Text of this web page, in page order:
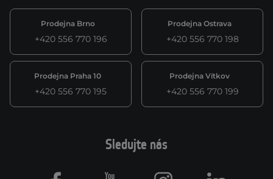
Prodejna Brno
+420 556 770 196
Prodejna Ostrava
+420 556 770 198
Prodejna Praha 10
+420 556 770 195
Prodejna Vítkov
+420 556 770 199
Sledujte nás